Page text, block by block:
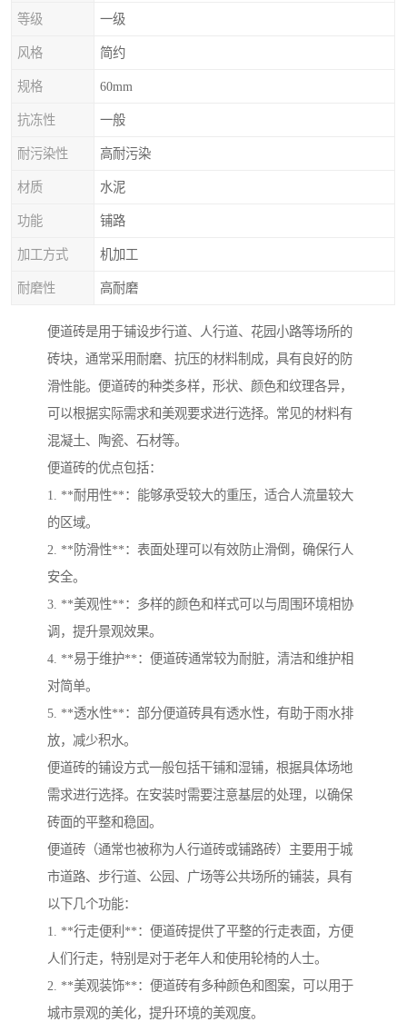
等级 一级
风格 简约
规格 60mm
抗冻性 一般
耐污染性 高耐污染
材质 水泥
功能 铺路
加工方式 机加工
耐磨性 高耐磨
便道砖是用于铺设步行道、人行道、花园小路等场所的
砖块，通常采用耐磨、抗压的材料制成，具有良好的防
滑性能。便道砖的种类多样，形状、颜色和纹理各异，
可以根据实际需求和美观要求进行选择。常见的材料有
混凝土、陶瓷、石材等。
便道砖的优点包括：
1. **耐用性**：能够承受较大的重压，适合人流量较大
的区域。
2. **防滑性**：表面处理可以有效防止滑倒，确保行人
安全。
3. **美观性**：多样的颜色和样式可以与周围环境相协
调，提升景观效果。
4. **易于维护**：便道砖通常较为耐脏，清洁和维护相
对简单。
5. **透水性**：部分便道砖具有透水性，有助于雨水排
放，减少积水。
便道砖的铺设方式一般包括干铺和湿铺，根据具体场地
需求进行选择。在安装时需要注意基层的处理，以确保
砖面的平整和稳固。
便道砖（通常也被称为人行道砖或铺路砖）主要用于城
市道路、步行道、公园、广场等公共场所的铺装，具有
以下几个功能：
1. **行走便利**：便道砖提供了平整的行走表面，方便
人们行走，特别是对于老年人和使用轮椅的人士。
2. **美观装饰**：便道砖有多种颜色和图案，可以用于
城市景观的美化，提升环境的美观度。